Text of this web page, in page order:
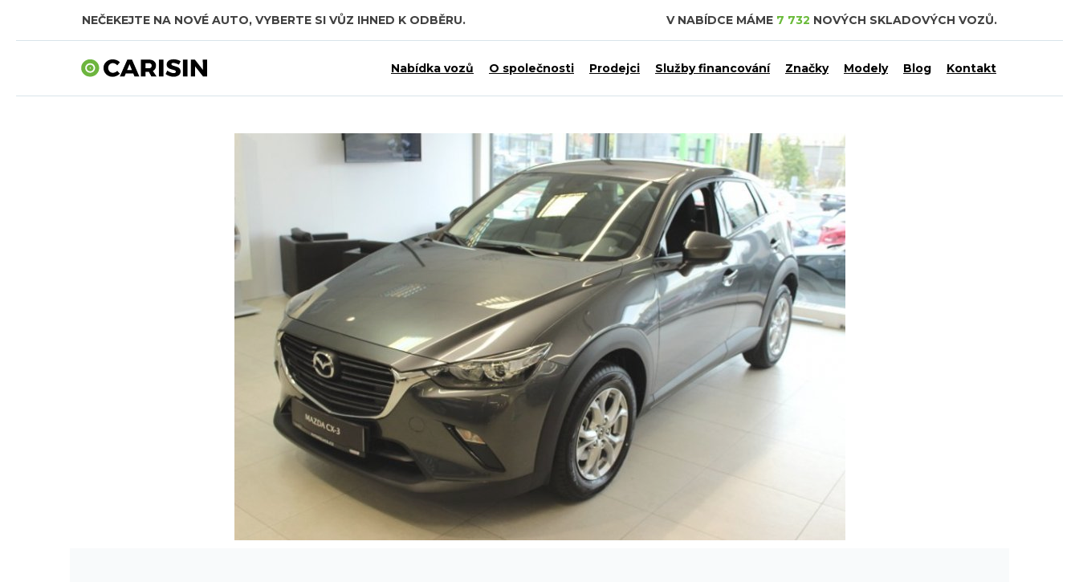
NEČEKEJTE NA NOVÉ AUTO, VYBERTE SI VŮZ IHNED K ODBĚRU. V NABÍDCE MÁME 7 732 NOVÝCH SKLADOVÝCH VOZŮ.
Nabídka vozů O společnosti Prodejci Služby financování Značky Modely Blog Kontakt